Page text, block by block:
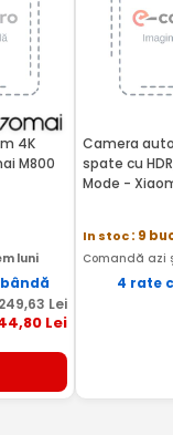
4K
M800
luni
,63 Lei
,80Lei
Camera
spate cu
Mode -
In stoc: 9
Comandă azi
4 rate